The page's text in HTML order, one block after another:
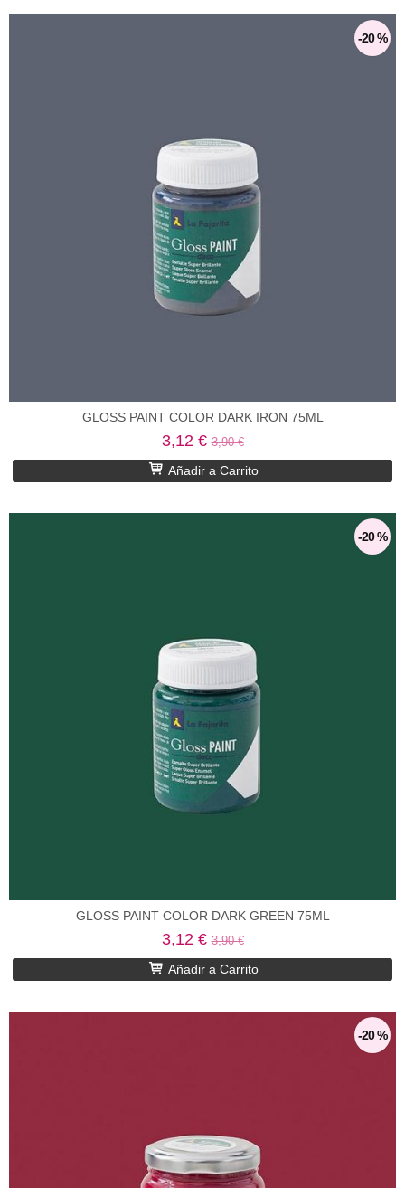
-20 %
GLOSS PAINT COLOR DARK IRON 75ML
3,12 €3,90 €
Añadir a Carrito
-20 %
GLOSS PAINT COLOR DARK GREEN 75ML
3,12 €3,90 €
Añadir a Carrito
-20 %